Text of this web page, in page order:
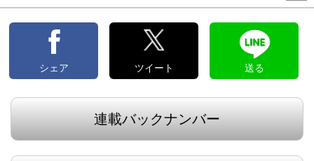
シェア ツイート 送る
連載バックナンバー